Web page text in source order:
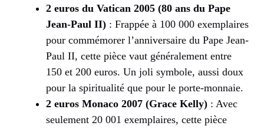
2 euros du Vatican 2005 (80 ans du Pape
Jean-Paul II) : Frappée à 100 000 exemplaires
pour commémorer l’anniversaire du Pape Jean-
Paul II, cette pièce vaut généralement entre
150 et 200 euros. Un joli symbole, aussi doux
pour la spiritualité que pour le porte-monnaie.
2 euros Monaco 2007 (Grace Kelly) : Avec
seulement 20 001 exemplaires, cette pièce